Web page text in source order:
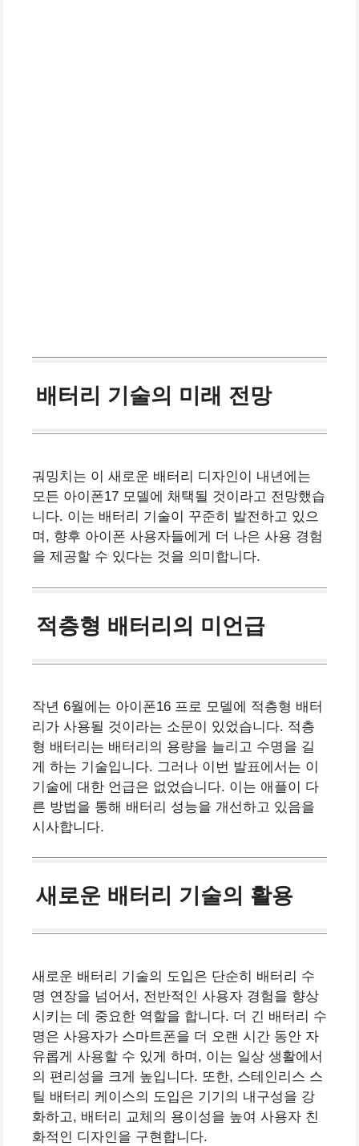
배터리 기술의 미래 전망
궈밍치는 이 새로운 배터리 디자인이 내년에는
모든 아이폰17 모델에 채택될 것이라고 전망했습
니다. 이는 배터리 기술이 꾸준히 발전하고 있으
며, 향후 아이폰 사용자들에게 더 나은 사용 경험
을 제공할 수 있다는 것을 의미합니다.
적층형 배터리의 미언급
작년 6월에는 아이폰16 프로 모델에 적층형 배터
리가 사용될 것이라는 소문이 있었습니다. 적층
형 배터리는 배터리의 용량을 늘리고 수명을 길
게 하는 기술입니다. 그러나 이번 발표에서는 이
기술에 대한 언급은 없었습니다. 이는 애플이 다
른 방법을 통해 배터리 성능을 개선하고 있음을
시사합니다.
새로운 배터리 기술의 활용
새로운 배터리 기술의 도입은 단순히 배터리 수
명 연장을 넘어서, 전반적인 사용자 경험을 향상
시키는 데 중요한 역할을 합니다. 더 긴 배터리 수
명은 사용자가 스마트폰을 더 오랜 시간 동안 자
유롭게 사용할 수 있게 하며, 이는 일상 생활에서
의 편리성을 크게 높입니다. 또한, 스테인리스 스
틸 배터리 케이스의 도입은 기기의 내구성을 강
화하고, 배터리 교체의 용이성을 높여 사용자 친
화적인 디자인을 구현합니다.